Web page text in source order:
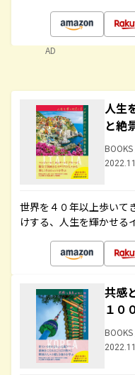
AD
人生
と絶
世界を４０年以上歩いて
けする、人生を輝かせる
共感
１０